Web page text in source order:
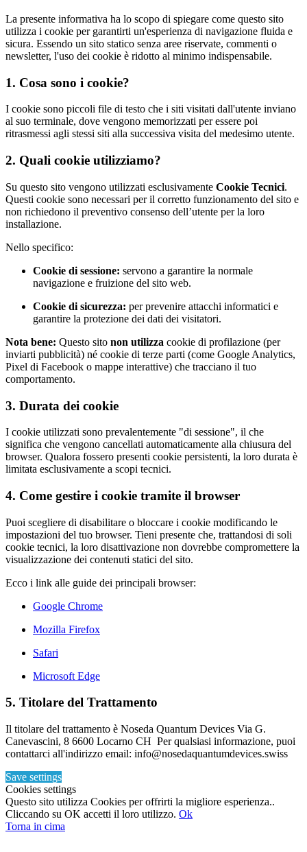
La presente informativa ha lo scopo di spiegare come questo sito
utilizza i cookie per garantirti un'esperienza di navigazione fluida e
sicura. Essendo un sito statico senza aree riservate, commenti o
newsletter, l'uso dei cookie è ridotto al minimo indispensabile.
1. Cosa sono i cookie?
I cookie sono piccoli file di testo che i siti visitati dall'utente inviano
al suo terminale, dove vengono memorizzati per essere poi
ritrasmessi agli stessi siti alla successiva visita del medesimo utente.
2. Quali cookie utilizziamo?
Su questo sito vengono utilizzati esclusivamente Cookie Tecnici.
Questi cookie sono necessari per il corretto funzionamento del sito e
non richiedono il preventivo consenso dell’utente per la loro
installazione.
Nello specifico:
Cookie di sessione: servono a garantire la normale
navigazione e fruizione del sito web.
Cookie di sicurezza: per prevenire attacchi informatici e
garantire la protezione dei dati dei visitatori.
Nota bene: Questo sito non utilizza cookie di profilazione (per
inviarti pubblicità) né cookie di terze parti (come Google Analytics,
Pixel di Facebook o mappe interattive) che tracciano il tuo
comportamento.
3. Durata dei cookie
I cookie utilizzati sono prevalentemente "di sessione", il che
significa che vengono cancellati automaticamente alla chiusura del
browser. Qualora fossero presenti cookie persistenti, la loro durata è
limitata esclusivamente a scopi tecnici.
4. Come gestire i cookie tramite il browser
Puoi scegliere di disabilitare o bloccare i cookie modificando le
impostazioni del tuo browser. Tieni presente che, trattandosi di soli
cookie tecnici, la loro disattivazione non dovrebbe compromettere la
visualizzazione dei contenuti statici del sito.
Ecco i link alle guide dei principali browser:
Google Chrome
Mozilla Firefox
Safari
Microsoft Edge
5. Titolare del Trattamento
Il titolare del trattamento è Noseda Quantum Devices Via G.
Canevascini, 8 6600 Locarno CH Per qualsiasi informazione, puoi
contattarci all'indirizzo email: info@nosedaquantumdevices.swiss
Save settings
Cookies settings
Questo sito utilizza Cookies per offrirti la migliore esperienza..
Cliccando su OK accetti il loro utilizzo. Ok
Torna in cima